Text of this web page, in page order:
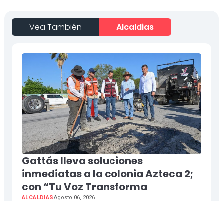
Vea También Alcaldias
Gattás lleva soluciones
inmediatas a la colonia Azteca 2;
con “Tu Voz Transforma
ALCALDIASAgosto 06, 2026